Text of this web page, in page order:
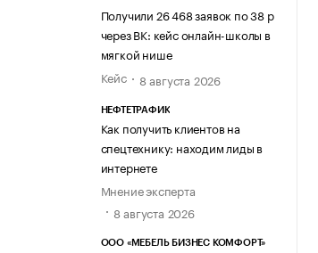
Получили 26 468 заявок по 38 р
через ВК: кейс онлайн-школы в
мягкой нише
Кейс
8 августа 2026
НЕФТЕТРАФИК
Как получить клиентов на
спецтехнику: находим лиды в
интернете
Мнение эксперта
8 августа 2026
ООО «МЕБЕЛЬ БИЗНЕС КОМФОРТ»